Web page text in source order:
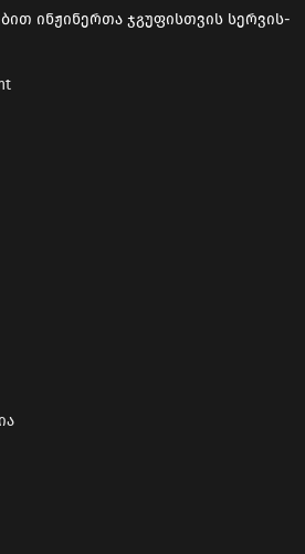
ინჟინერთა ჯგუფისთვის სერვის-